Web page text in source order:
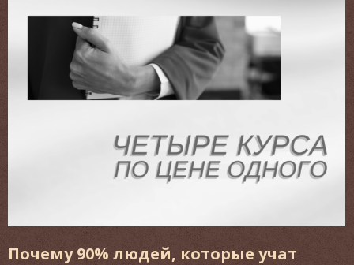
Почему 90% людей, которые учат